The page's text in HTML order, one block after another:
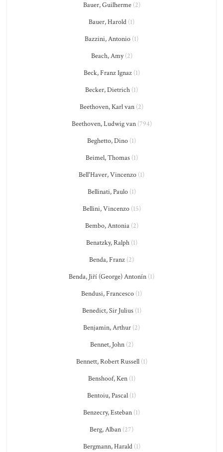
Bauer, Guilherme(2)
Bauer, Harold (1)
Bazzini, Antonio (1)
Beach, Amy(2)
Beck, Franz Ignaz(1)
Becker, Dietrich (1)
Beethoven, Karl van (2)
Beethoven, Ludwig van(794)
Beghetto, Dino (1)
Beimel, Thomas(1)
Bell'Haver, Vincenzo (1)
Bellinati, Paulo(1)
Bellini, Vincenzo(15)
Bembo, Antonia(2)
Benatzky, Ralph(1)
Benda, Franz (2)
Benda, Jiří (George) Antonín (1)
Bendusi, Francesco (1)
Benedict, Sir Julius(1)
Benjamin, Arthur (2)
Bennet, John(2)
Bennett, Robert Russell(1)
Benshoof, Ken(1)
Bentoiu, Pascal (1)
Benzecry, Esteban (1)
Berg, Alban (27)
Bergmann, Harald(1)